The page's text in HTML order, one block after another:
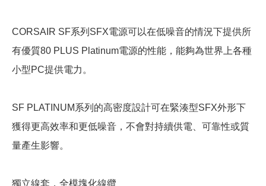
CORSAIR SF系列SFX電源可以在低噪音的情況下提供所
有優質80 PLUS Platinum電源的性能，能夠為世界上各種
小型PC提供電力。
SF PLATINUM系列的高密度設計可在緊湊型SFX外形下
獲得更高效率和更低噪音，不會對持續供電、可靠性或質
量產生影響。
獨立線套，全模塊化線纜